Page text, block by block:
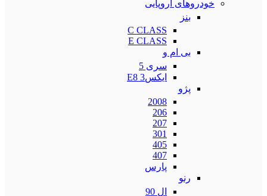
خودروهای اروپایی
بنز
C CLASS
E CLASS
بی ام و
سری 5
ایکس3 E8
پژو
2008
206
207
301
405
407
پارس
رنو
ال 90